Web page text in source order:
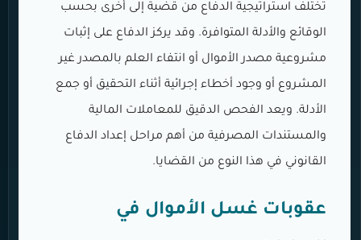
تختلف استراتيجية الدفاع من قضية إلى أخرى بحسب
الوقائع والأدلة المتوافرة. وقد يركز الدفاع على إثبات
مشروعية مصدر الأموال أو انتفاء العلم بالمصدر غير
المشروع أو وجود أخطاء إجرائية أثناء التحقيق أو جمع
الأدلة. ويعد الفحص الدقيق للمعاملات المالية
والمستندات المصرفية من أهم مراحل إعداد الدفاع
القانوني في هذا النوع من القضايا.
عقوبات غسل الأموال في